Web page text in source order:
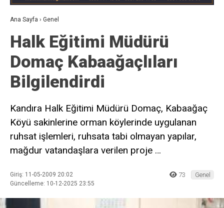
Ana Sayfa › Genel
Halk Eğitimi Müdürü
Domaç Kabaağaçlıları
Bilgilendirdi
Kandıra Halk Eğitimi Müdürü Domaç, Kabaağaç
Köyü sakinlerine orman köylerinde uygulanan
ruhsat işlemleri, ruhsata tabi olmayan yapılar,
mağdur vatandaşlara verilen proje …
Giriş: 11-05-2009 20:02
Güncelleme: 10-12-2025 23:55
73 Genel